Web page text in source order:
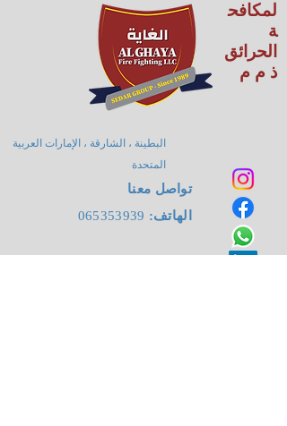
البطينة ، الشارقة ، الإمارات العربية
المتحدة
تواصل معنا
الهاتف: 065353939
لمكافح
ة
الحرائق
ذ م م